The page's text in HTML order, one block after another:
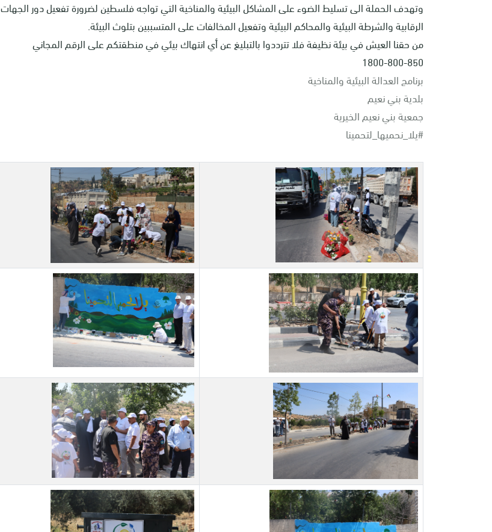
وتهدف الحملة الى تسليط الضوء على المشاكل البيئية والمناخية التي تواجه فلسطين لضرورة تفعيل دور الجهات
الرقابية والشرطة البيئية والمحاكم البيئية وتفعيل المخالفات على المتسببين بتلوث البيئة.
من حقنا العيش في بيئة نظيفة فلا تترددوا بالتبليغ عن أي انتهاك بيئي في منطقتكم على الرقم المجاني
1800-800-850
برنامج العدالة البيئية والمناخية
بلدية بني نعيم
جمعية بني نعيم الخيرية
#يلا_نحميها_لتحمينا